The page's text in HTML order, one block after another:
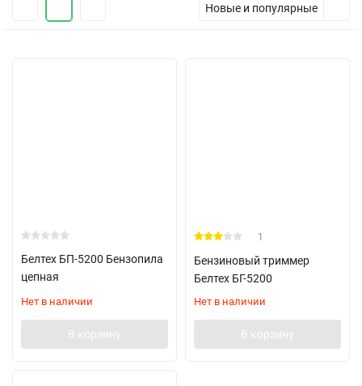
Новые и популярные
Белтех БП-5200 Бензопила
цепная
Нет в наличии
В корзину
1
Бензиновый триммер
Белтех БГ-5200
Нет в наличии
В корзину